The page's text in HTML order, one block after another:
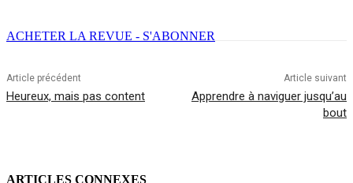
ACHETER LA REVUE - S'ABONNER
Article précédent
Heureux, mais pas content
Article suivant
Apprendre à naviguer jusqu’au
bout
ARTICLES CONNEXES